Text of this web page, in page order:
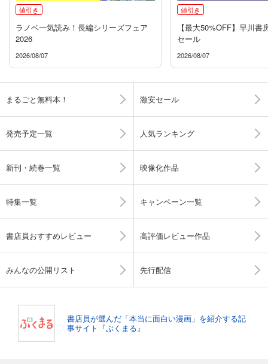
値引き
ラノベ一気読み！長編シリーズフェア
2026
2026/08/07
値引き
【最大50%OFF】早川書
セール
2026/08/07
まるごと無料本！ 激安セール
発売予定一覧 人気ランキング
新刊・続巻一覧 映像化作品
特集一覧 キャンペーン一覧
書店員おすすめレビュー 高評価レビュー作品
みんなの公開リスト 先行配信
書店員が選んだ「本当に面白い漫画」を紹介する記
事サイト『ぶくまる』